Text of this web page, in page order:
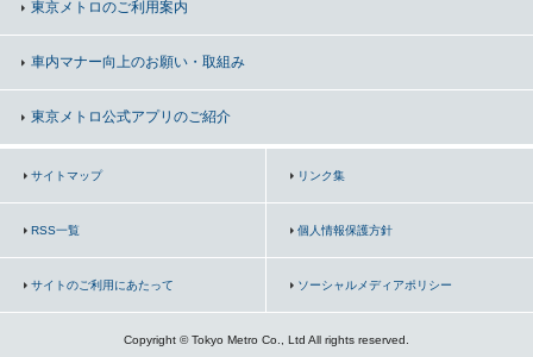
東京メトロのご利用案内
車内マナー向上のお願い・取組み
東京メトロ公式アプリのご紹介
サイトマップ リンク集
RSS一覧 個人情報保護方針
サイトのご利用にあたって ソーシャルメディアポリシー
Copyright © Tokyo Metro Co., Ltd All rights reserved.